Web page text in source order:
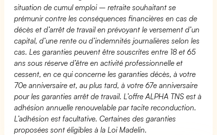
situation de cumul emploi – retraite souhaitant se
prémunir contre les conséquences financières en cas de
décès et d’arrêt de travail en prévoyant le versement d’un
capital, d’une rente ou d’indemnités journalières selon les
cas. Les garanties peuvent être souscrites entre 18 et 65
ans sous réserve d’être en activité professionnelle et
cessent, en ce qui concerne les garanties décès, à votre
70e anniversaire et, au plus tard, à votre 67e anniversaire
pour les garanties arrêt de travail. L’offre ALPHA TNS est à
adhésion annuelle renouvelable par tacite reconduction.
L’adhésion est facultative. Certaines des garanties
proposées sont éligibles à la Loi Madelin.